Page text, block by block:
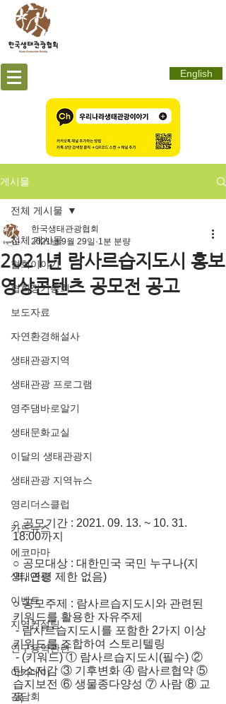
English
게시물
전체 게시물
협회이야기
협회정기총회
보도자료
자연환경해설사
생태관광지역
생태관광 프로그램
영주댐바로알기
생태문화교실
이달의 생태관광지
생태관광 지역뉴스
영리더스클럽
카드뉴스
에코마마
생태관광
이벤트
지역컨설팅
연구용역관련
아카데미
간담회
전체 게시물
2021년 람사르습지도시 홍보
영상콘텐츠 공모전 공고
한국생태관광협회
2021년 9월 29일 1분 분량
○ 공모기간 : 2021. 09. 13. ~ 10. 31.
18:00까지
○ 공모대상 : 대한민국 국민 누구나(지
역, 연령 제한 없음)
○ 공모주제 : 람사르습지도시와 관련된
키워드를 활용한 자유주제
- 람사르습지도시를 포함한 2가지 이상
키워드를 조합하여 스토리텔링
- (키워드) ① 람사르습지도시(필수) ②
탄소저감 ③ 기후변화 ④ 람사르협약 ⑤
습지보전 ⑥ 생물종다양성 ⑦ 사람 ⑧ 교
육